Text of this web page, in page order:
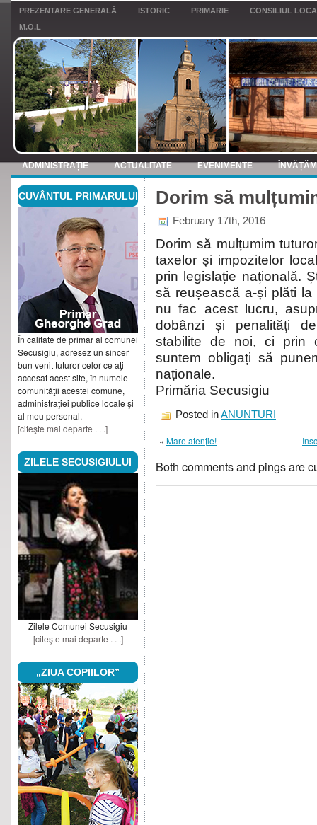
PREZENTARE GENERALĂ ISTORIC PRIMARIE
CONSILIUL
M.O.L
ADMINISTRAȚIE ACTUALITATE EVENIMENTE
ANUNTURI
CUVÂNTUL PRIMARULUI
În calitate de primar al comunei
Secusigiu, adresez un sincer
bun venit tuturor celor ce aţi
accesat acest site, în numele
comunităţii acestei comune,
administraţiei publice locale şi
al meu personal.
[citeşte mai departe . . .]
ZILELE SECUSIGIULUI
Zilele Comunei Secusigiu
[citeşte mai departe . . .]
„ZIUA COPIILOR”
Dorim să
February 17th, 2016
Dorim să mulțumim
taxelor și impozitelor
prin legislație națională.
să reușească a-și plăti
nu fac acest lucru,
dobânzi și penalități
stabilite de noi, ci prin
suntem obligați să
naționale.
Primăria Secusigiu
Posted inANUNTURI
« Mare atenție!
Both comments and pings are